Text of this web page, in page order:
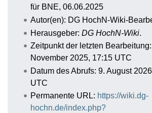
für BNE, 06.06.2025
Autor(en): DG HochN-Wiki-
Herausgeber: DG HochN-Wiki.
Zeitpunkt der letzten
November 2025, 17:15 UTC
Datum des Abrufs: 9. August
UTC
Permanente URL: https://wiki.dg-
hochn.de/index.php?